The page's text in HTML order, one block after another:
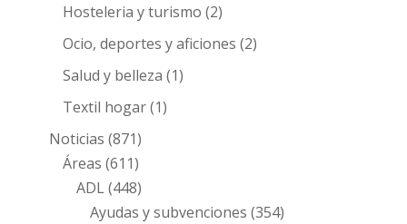
Hosteleria y turismo (2)
Ocio, deportes y aficiones (2)
Salud y belleza (1)
Textil hogar(1)
Noticias (871)
Áreas (611)
ADL(448)
Ayudas y subvenciones (354)